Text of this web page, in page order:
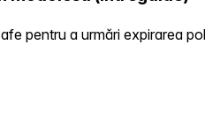
pentru a urmări expirarea